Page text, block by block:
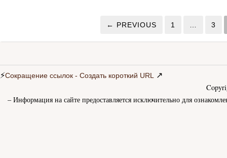
← PREVIOUS 1 3
⚡Сокращение ссылок - Создать короткий URL ↗
– Информация на сайте предоставляется исключительно для